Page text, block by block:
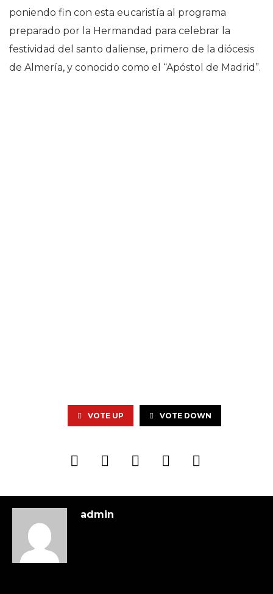
poniendo fin con esta eucaristía al programa
preparado por la Hermandad para celebrar la
festividad del santo daliense, primero de la diócesis
de Almería, y conocido como el “Apóstol de Madrid”.
VOTE UP VOTE DOWN
admin